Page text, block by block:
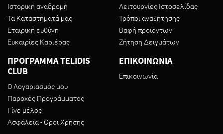
Ιστορική αναδρομή
Τα Καταστήματά μας
Εταιρική ευθύνη
Ευκαιρίες Καριέρας
Λειτουργίες Ιστοσελίδας
Τρόποι αναζήτησης
Βαφή προϊόντων
Ζήτηση Δειγμάτων
ΠΡΟΓΡΑΜΜΑ TELIDIS
CLUB
Ο Λογαριασμός μου
Παροχές Προγράμματος
Γίνε μέλος
Ασφάλεια - Όροι Χρήσης
ΕΠΙΚΟΙΝΩΝΙΑ
Επικοινωνία